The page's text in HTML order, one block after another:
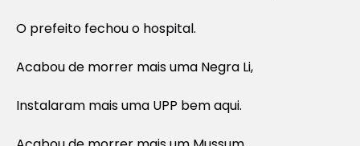
O prefeito fechou o hospital.
Acabou de morrer mais uma Negra Li,
Instalaram mais uma UPP bem aqui.